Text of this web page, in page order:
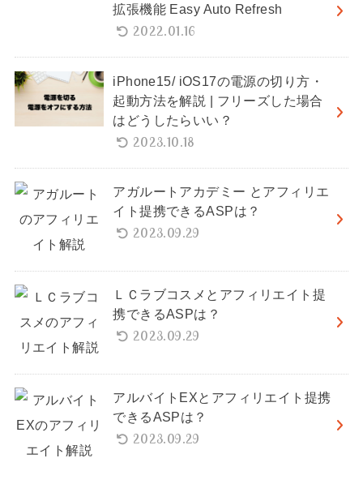
拡張機能 Easy Auto Refresh
2022.01.16
iPhone15/ iOS17の電源の切り方・
起動方法を解説 | フリーズした場合
はどうしたらいい？
2023.10.18
アガルートアカデミー とアフィリエ
イト提携できるASPは？
2023.09.29
ＬＣラブコスメとアフィリエイト提
携できるASPは？
2023.09.29
アルバイトEXとアフィリエイト提携
できるASPは？
2023.09.29